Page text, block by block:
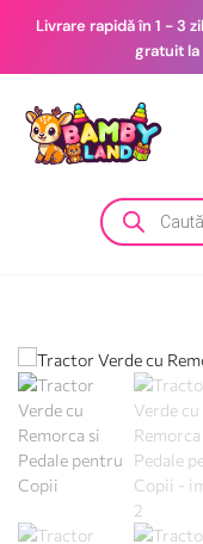
Livrare rapidă în 1 - 3
gratuit la